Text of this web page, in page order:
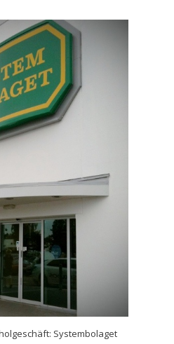
Systembolaget